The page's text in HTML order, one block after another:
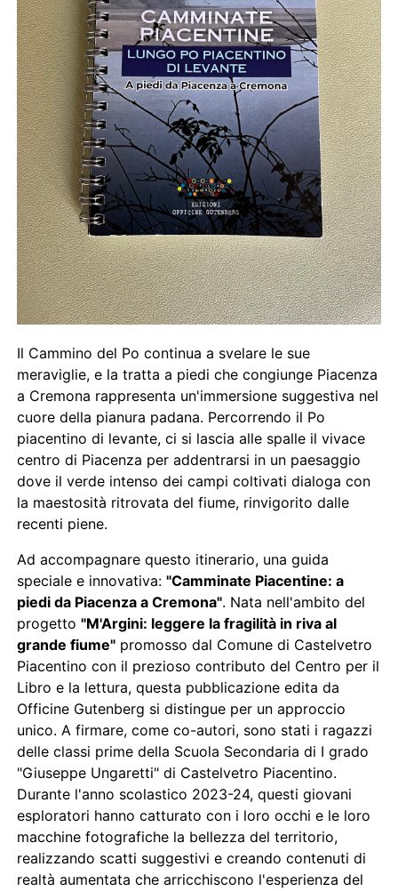
Il Cammino del Po continua a svelare le sue
meraviglie, e la tratta a piedi che congiunge Piacenza
a Cremona rappresenta un'immersione suggestiva nel
cuore della pianura padana. Percorrendo il Po
piacentino di levante, ci si lascia alle spalle il vivace
centro di Piacenza per addentrarsi in un paesaggio
dove il verde intenso dei campi coltivati dialoga con
la maestosità ritrovata del fiume, rinvigorito dalle
recenti piene.
Ad accompagnare questo itinerario, una guida
speciale e innovativa:"Camminate Piacentine: a
piedi da Piacenza a Cremona". Nata nell'ambito del
progetto"M'Argini: leggere la fragilità in riva al
grande fiume" promosso dal Comune di Castelvetro
Piacentino con il prezioso contributo del Centro per il
Libro e la lettura, questa pubblicazione edita da
Officine Gutenberg si distingue per un approccio
unico. A firmare, come co-autori, sono stati i ragazzi
delle classi prime della Scuola Secondaria di I grado
"Giuseppe Ungaretti" di Castelvetro Piacentino.
Durante l'anno scolastico 2023-24, questi giovani
esploratori hanno catturato con i loro occhi e le loro
macchine fotografiche la bellezza del territorio,
realizzando scatti suggestivi e creando contenuti di
realtà aumentata che arricchiscono l'esperienza del